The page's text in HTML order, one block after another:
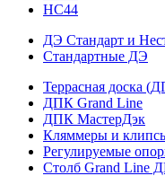
НС44
ДЭ Стандарт и
Стандартные ДЭ
Террасная доска
ДПК Grand Line
ДПК МастерДэк
Кляммеры и
Регулируемые
Столб Grand Line